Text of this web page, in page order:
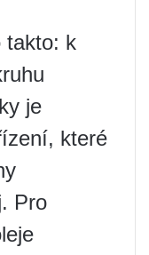
takto: k
je
které
Pro